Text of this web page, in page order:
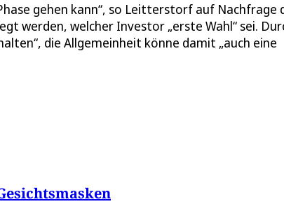
gehen kann“, so Leitterstorf auf Nachfrage
werden, welcher Investor „erste Wahl“ sei.
die Allgemeinheit könne damit „auch eine